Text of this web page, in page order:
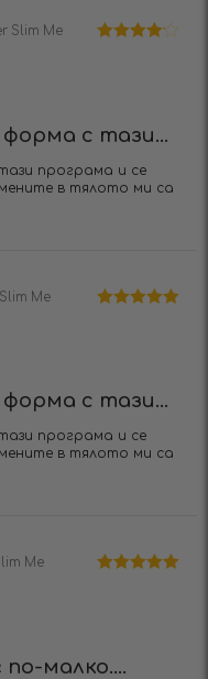
Slim Me
форма с тази...
програма и се
в тялото ми са
Me
форма с тази...
програма и се
в тялото ми са
Me
малко....